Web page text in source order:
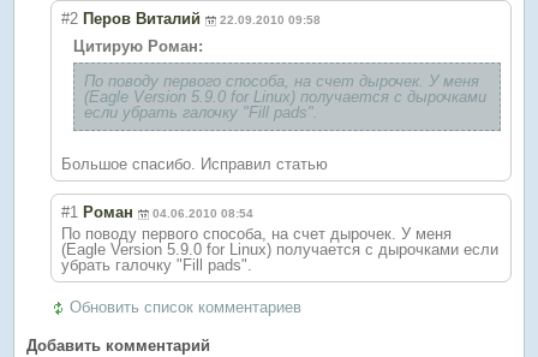
#2 Перов Виталий 22.09.2010 09:58
Цитирую Роман:
По поводу первого способа, на счет дырочек. У меня
(Eagle Version 5.9.0 for Linux) получается с дырочками
если убрать галочку "Fill pads".
Большое спасибо. Исправил статью
#1 Роман 04.06.2010 08:54
По поводу первого способа, на счет дырочек. У меня
(Eagle Version 5.9.0 for Linux) получается с дырочками если
убрать галочку "Fill pads".
Обновить список комментариев
Добавить комментарий